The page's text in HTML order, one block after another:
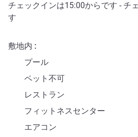
チェックインは15:00からです - チ
す
敷地内
プール
ペット不可
レストラン
フィットネスセンター
エアコン